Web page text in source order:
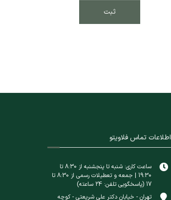
اطلاعات تماس فلاویتو
ساعت کاری: شنبه تا پنجشنبه از 8:30 تا
19:30 | جمعه و تعطیلات رسمی از 8:30 تا
17 (پاسخگویی تلفن: 24 ساعته)
تهران - خیابان دکتر علی شریعتی - کوچه